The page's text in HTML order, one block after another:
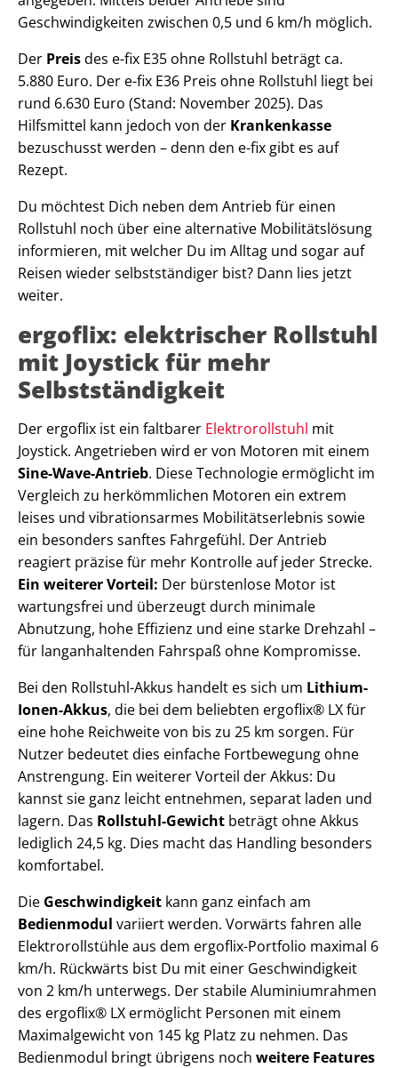
Geschwindigkeiten zwischen 0,5 und 6 km/h möglich.
Der Preisdes e-fix E35 ohne Rollstuhl beträgt ca.
5.880 Euro. Der e-fix E36 Preis ohne Rollstuhl liegt bei
rund 6.630 Euro (Stand: November 2025). Das
Hilfsmittel kann jedoch von der Krankenkasse
bezuschusst werden – denn den e-fix gibt es auf
Rezept.
Du möchtest Dich neben dem Antrieb für einen
Rollstuhl noch über eine alternative Mobilitätslösung
informieren, mit welcher Du im Alltag und sogar auf
Reisen wieder selbstständiger bist? Dann lies jetzt
weiter.
ergoflix: elektrischer Rollstuhl
mit Joystick für mehr
Selbstständigkeit
Der ergoflix ist ein faltbarer Elektrorollstuhl mit
Joystick. Angetrieben wird er von Motoren mit einem
Sine-Wave-Antrieb. Diese Technologie ermöglicht im
Vergleich zu herkömmlichen Motoren ein extrem
leises und vibrationsarmes Mobilitätserlebnis sowie
ein besonders sanftes Fahrgefühl. Der Antrieb
reagiert präzise für mehr Kontrolle auf jeder Strecke.
Ein weiterer Vorteil: Der bürstenlose Motor ist
wartungsfrei und überzeugt durch minimale
Abnutzung, hohe Effizienz und eine starke Drehzahl –
für langanhaltenden Fahrspaß ohne Kompromisse.
Bei den Rollstuhl-Akkus handelt es sich um Lithium-
Ionen-Akkus, die bei dem beliebten ergoflix® LX für
eine hohe Reichweite von bis zu 25 km sorgen. Für
Nutzer bedeutet dies einfache Fortbewegung ohne
Anstrengung. Ein weiterer Vorteil der Akkus: Du
kannst sie ganz leicht entnehmen, separat laden und
lagern. Das Rollstuhl-Gewicht beträgt ohne Akkus
lediglich 24,5 kg. Dies macht das Handling besonders
komfortabel.
Die Geschwindigkeit kann ganz einfach am
Bedienmodul variiert werden. Vorwärts fahren alle
Elektrorollstühle aus dem ergoflix-Portfolio maximal 6
km/h. Rückwärts bist Du mit einer Geschwindigkeit
von 2 km/h unterwegs. Der stabile Aluminiumrahmen
des ergoflix® LX ermöglicht Personen mit einem
Maximalgewicht von 145 kg Platz zu nehmen. Das
Bedienmodul bringt übrigens noch weitere Features